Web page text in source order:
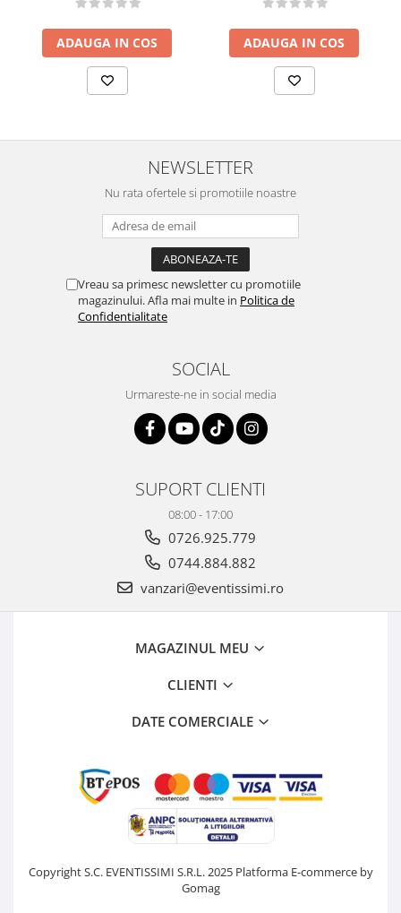
ADAUGA IN COS
naturale uscata - Alb / Roz /
Somon
ADAUGA IN COS
NEWSLETTER
Nu rata ofertele si promotiile noastre
Vreau sa primesc newsletter cu promotiile
magazinului. Afla mai multe in Politica de
Confidentialitate
SOCIAL
Urmareste-ne in social media
SUPORT CLIENTI
08:00 - 17:00
0726.925.779
0744.884.882
vanzari@eventissimi.ro
MAGAZINUL MEU
CLIENTI
DATE COMERCIALE
Copyright S.C. EVENTISSIMI S.R.L. 2025 Platforma E-commerce by
Gomag